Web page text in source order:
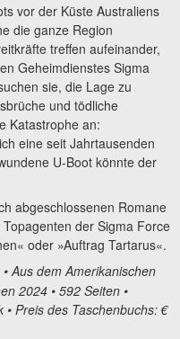
vor der Küste Australiens
die ganze Region
treffen aufeinander,
Geheimdienstes Sigma
sie, die Lage zu
und tödliche
Katastrophe an:
eine seit Jahrtausenden
U-Boot könnte der
abgeschlossenen Romane
der Sigma Force
oder »Auftrag Tartarus«.
Aus dem Amerikanischen
2024 • 592 Seiten •
Preis des Taschenbuchs: €